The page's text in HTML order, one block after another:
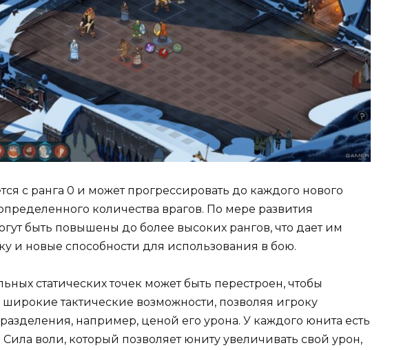
с ранга 0 и может прогрессировать до каждого нового
количества врагов. По мере развития
быть повышены до более высоких рангов, что дает им
и новые способности для использования в бою.
статических точек может быть перестроен, чтобы
тактические возможности, позволяя игроку
например, ценой его урона. У каждого юнита есть
воли, который позволяет юниту увеличивать свой урон,